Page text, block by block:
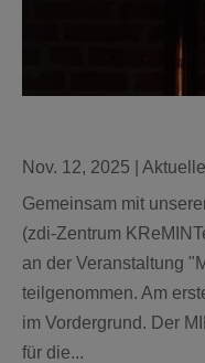
Nov. 12, 2025
Gemeinsam mit
(zdi-Zentrum
an der Veranstaltung
teilgenommen. Am
im Vordergrund. Der
für die...